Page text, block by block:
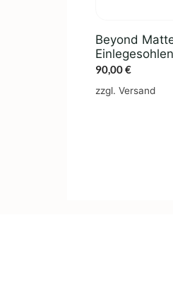
Beyond
Einlegesohlen
90,00€
zzgl. Versand